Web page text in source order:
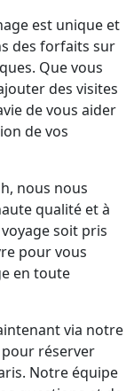
est unique et
des forfaits sur
Que vous
des visites
de vous aider
de vos
nous nous
qualité et à
soit pris
pour vous
en toute
via notre
réserver
Notre équipe